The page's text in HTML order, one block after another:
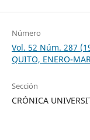
Número
Vol. 52 Núm. 287
QUITO, ENERO-
Sección
CRÓNICA